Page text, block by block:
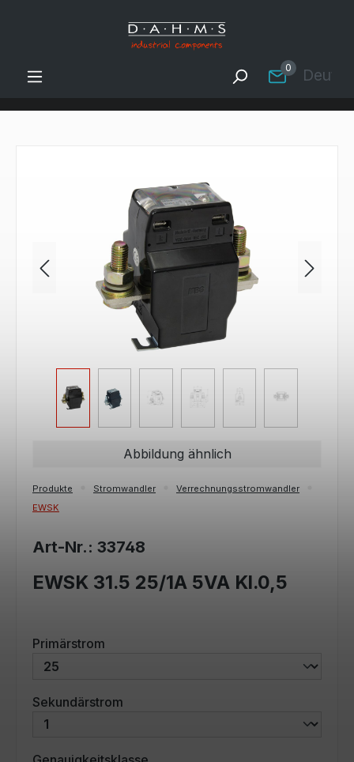
Zum Hauptinhalt springen
0
Bildergalerie überspringen
Abbildung ähnlich
Produkte Stromwandler
Verrechnungsstromwandler
EWSK
Art-Nr.: 33748
EWSK 31.5 25/1A 5VA Kl.0,5
Primärstrom
Sekundärstrom